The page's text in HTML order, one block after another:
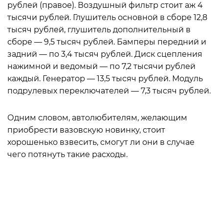
рублей (правое). Воздушный фильтр стоит аж 4
тысячи рублей. Глушитель основной в сборе 12,8
тысяч рублей, глушитель дополнительный в
сборе — 9,5 тысяч рублей. Бамперы передний и
задний — по 3,4 тысяч рублей. Диск сцепления
нажимной и ведомый — по 7,2 тысячи рублей
каждый. Генератор — 13,5 тысяч рублей. Модуль
подрулевых переключателей — 7,3 тысяч рублей.
Одним словом, автолюбителям, желающим
приобрести вазовскую новинку, стоит
хорошенько взвесить, смогут ли они в случае
чего потянуть такие расходы.